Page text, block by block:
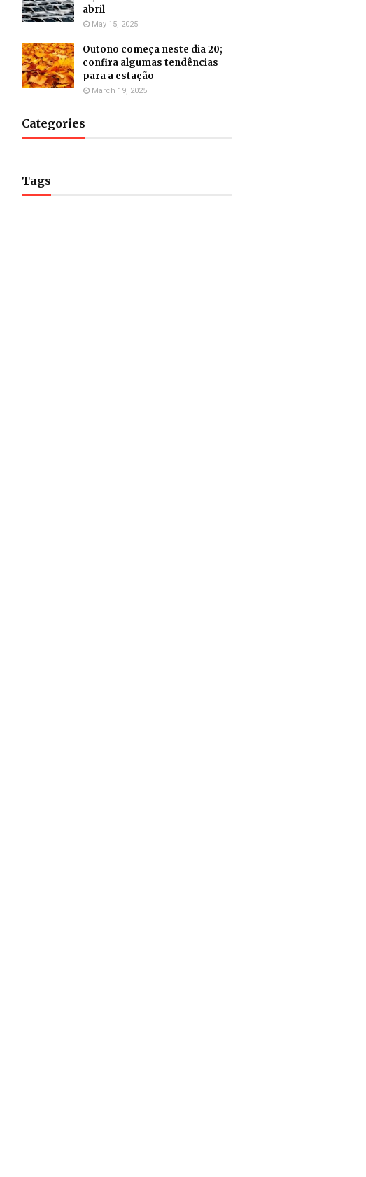
abril
May 15, 2025
Outono começa neste dia 20;
confira algumas tendências
para a estação
March 19, 2025
Categories
Tags